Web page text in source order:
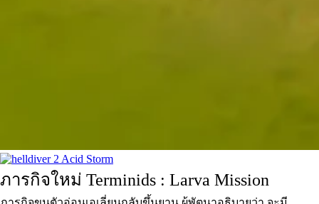
ภารกิจใหม่ Terminids : Larva Mission